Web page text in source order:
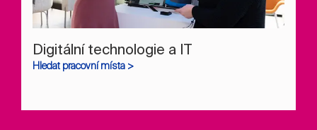
Digitální technologie a IT
Hledat pracovní místa >